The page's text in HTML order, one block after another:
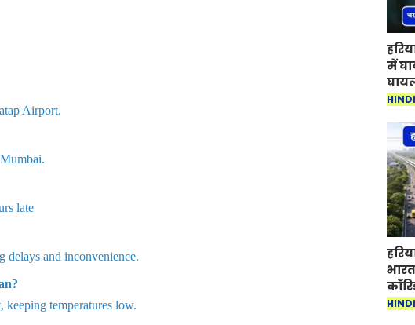
Airport.
late
and inconvenience.
temperatures low.
में